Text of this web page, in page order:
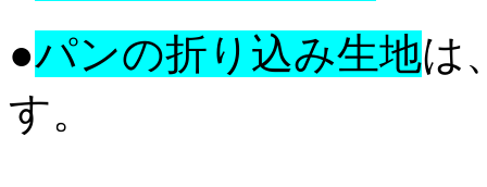
●パンの折り込み生地は
す。